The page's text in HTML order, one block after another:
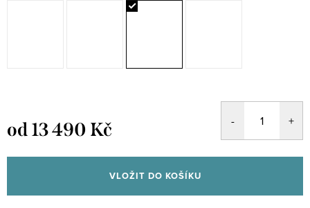
od13 490 Kč
cena:
VLOŽIT DO KOŠÍKU